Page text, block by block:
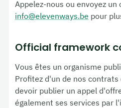
Appelez-nous ou envoyez un
info@elevenways.be pour
Official framework
Vous êtes un organisme
Profitez d'un de nos
devoir publier un appel
également ses services par